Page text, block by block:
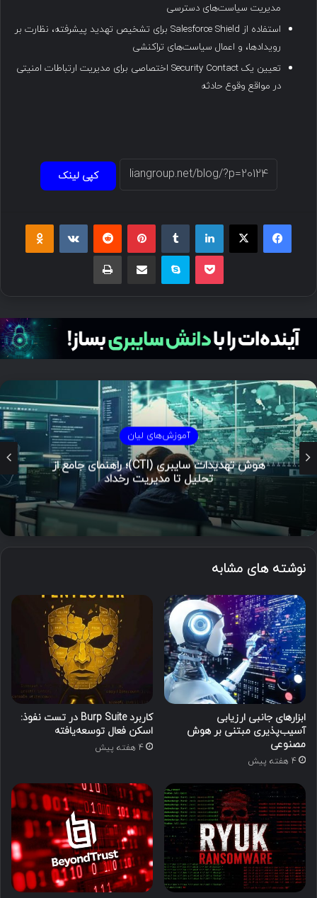
مدیریت سیاست‌های دسترسی
استفاده از Salesforce Shield برای تشخیص تهدید پیشرفته، نظارت بر
رویدادها، و اعمال سیاست‌های تراکنشی
تعیین یک Security Contact اختصاصی برای مدیریت ارتباطات امنیتی
در مواقع وقوع حادثه
کپی لینک
فیسبوک ایکس لینکداین پینتریست
پاکت اسکایپ چاپ
آموزش‌های لیان
هوش تهدیدات سایبری (CTI)؛ راهنمای جامع از
تحلیل تا مدیریت رخداد
نوشته های مشابه
ابزارهای جانبی ارزیابی
آسیب‌پذیری مبتنی بر هوش
مصنوعی
4 هفته پیش
کاربرد Burp Suite در تست نفوذ:
اسکن فعال توسعه‌یافته
4 هفته پیش